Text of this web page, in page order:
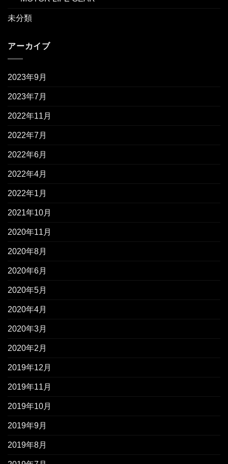
未分類
アーカイブ
2023年9月
2023年7月
2022年11月
2022年7月
2022年6月
2022年4月
2022年1月
2021年10月
2020年11月
2020年8月
2020年6月
2020年5月
2020年4月
2020年3月
2020年2月
2019年12月
2019年11月
2019年10月
2019年9月
2019年8月